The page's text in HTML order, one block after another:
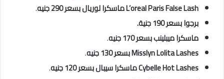
L’oreal Paris False Lash ماسكرا لوريال بسعر 290 جنيه
.
برجوا بسعر 190 جنية.
ماسكرا ميبلينب بسعر 170 جنيه
.
Misslyn Lolita Lashes بسعر 130 جنيه
.
Cybelle Hot Lashes ماسكرا سيبال بسعر 120 جنيه
.